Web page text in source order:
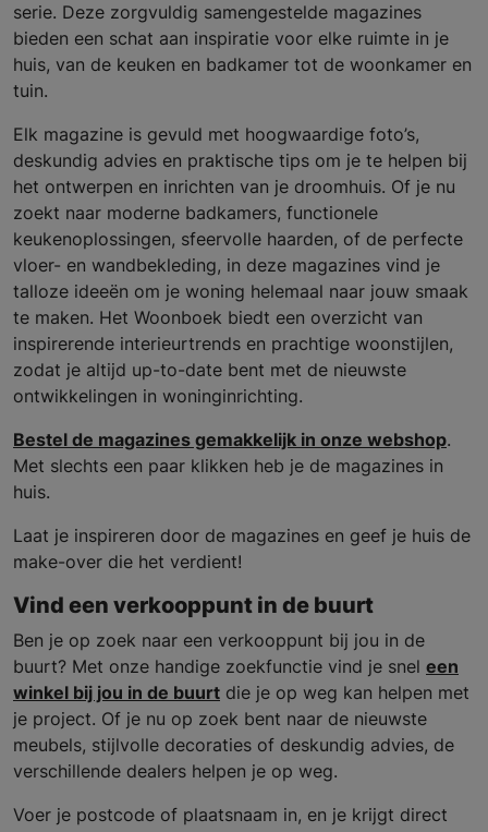
serie. Deze zorgvuldig samengestelde magazines
bieden een schat aan inspiratie voor elke ruimte in je
huis, van de keuken en badkamer tot de woonkamer en
tuin.
Elk magazine is gevuld met hoogwaardige foto’s,
deskundig advies en praktische tips om je te helpen bij
het ontwerpen en inrichten van je droomhuis. Of je nu
zoekt naar moderne badkamers, functionele
keukenoplossingen, sfeervolle haarden, of de perfecte
vloer- en wandbekleding, in deze magazines vind je
talloze ideeën om je woning helemaal naar jouw smaak
te maken. Het Woonboek biedt een overzicht van
inspirerende interieurtrends en prachtige woonstijlen,
zodat je altijd up-to-date bent met de nieuwste
ontwikkelingen in woninginrichting.
Bestel de magazines gemakkelijk in onze webshop.
Met slechts een paar klikken heb je de magazines in
huis.
Laat je inspireren door de magazines en geef je huis de
make-over die het verdient!
Vind een verkooppunt in de buurt
Ben je op zoek naar een verkooppunt bij jou in de
buurt? Met onze handige zoekfunctie vind je snel een
winkel bij jou in de buurt die je op weg kan helpen met
je project. Of je nu op zoek bent naar de nieuwste
meubels, stijlvolle decoraties of deskundig advies, de
verschillende dealers helpen je op weg.
Voer je postcode of plaatsnaam in, en je krijgt direct